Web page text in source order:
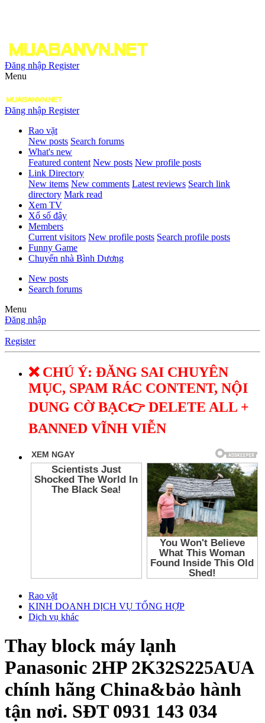
Đăng nhập Register
Menu
Đăng nhập Register
Rao vặt
New posts Search forums
What's new
Featured content New posts New profile posts
Link Directory
New items New comments Latest reviews Search link
directory Mark read
Xem TV
Xổ số đây
Members
Current visitors New profile posts Search profile posts
Funny Game
Chuyển nhà Bình Dương
New posts
Search forums
Menu
Đăng nhập
Register
❌ CHÚ Ý: ĐĂNG SAI CHUYÊN
MỤC, SPAM RÁC CONTENT, NỘI
DUNG CỜ BẠC👉 DELETE ALL +
BANNED VĨNH VIỄN
Rao vặt
KINH DOANH DỊCH VỤ TỔNG HỢP
Dịch vụ khác
Thay block máy lạnh
Panasonic 2HP 2K32S225AUA
chính hãng China&bảo hành
tận nơi. SĐT 0931 143 034